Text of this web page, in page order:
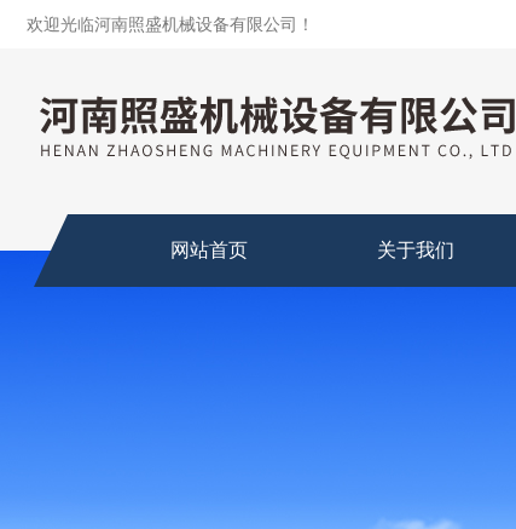
欢迎光临河南照盛机械设备有限公司！
网站首页 关于我们